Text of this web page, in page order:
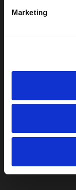
Marketing
Evenimente
festivaluri
Pentru copii